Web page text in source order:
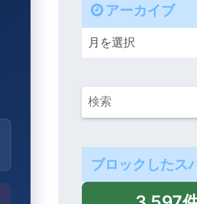
アーカイブ
ブロックしたス